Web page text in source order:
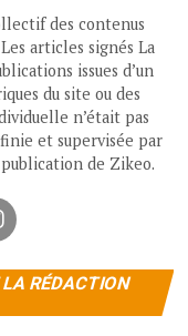
des contenus
articles signés La
issues d’un
du site ou des
n’était pas
et supervisée par
de Zikeo.
LA RÉDACTION